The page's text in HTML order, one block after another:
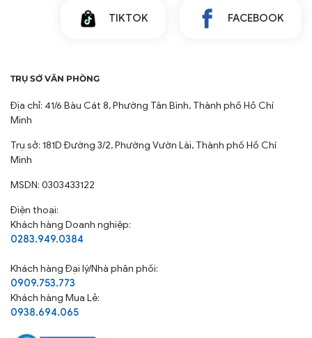
gian và công sức là ủi, đồng thời luôn giữ được vẻ phẳng
TIKTOK FACEBOOK
TRỤ SỞ VĂN PHÒNG
Địa chỉ: 41/6 Bàu Cát 8, Phường Tân Bình, Thành phố Hồ Chí
Minh
Trụ sở: 181D Đường 3/2, Phường Vườn Lài, Thành phố Hồ Chí
Minh
MSDN: 0303433122
Điện thoại:
Khách hàng Doanh nghiệp:
0283.949.0384
Khách hàngĐại lý/Nhà phân phối:
0909.753.773
Khách hàng Mua Lẻ:
0938.694.065